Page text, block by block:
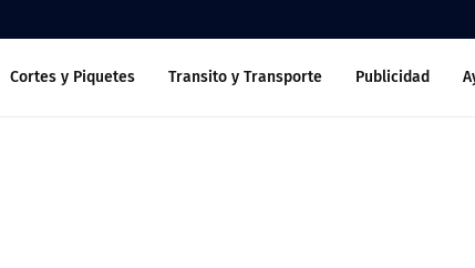
Cortes y Piquetes Transito y Transporte Publicidad